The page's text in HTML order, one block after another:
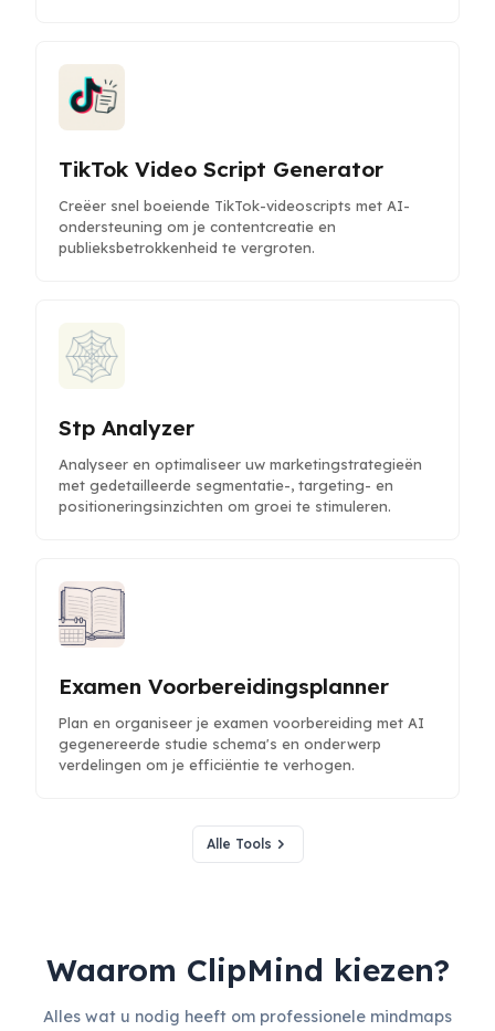
TikTok Video Script Generator
Creëer snel boeiende TikTok-videoscripts met AI-
ondersteuning om je contentcreatie en
publieksbetrokkenheid te vergroten.
Stp Analyzer
Analyseer en optimaliseer uw marketingstrategieën
met gedetailleerde segmentatie-, targeting- en
positioneringsinzichten om groei te stimuleren.
Examen Voorbereidingsplanner
Plan en organiseer je examen voorbereiding met AI
gegenereerde studie schema's en onderwerp
verdelingen om je efficiëntie te verhogen.
Alle Tools
Waarom ClipMind kiezen?
Alles wat u nodig heeft om professionele mindmaps